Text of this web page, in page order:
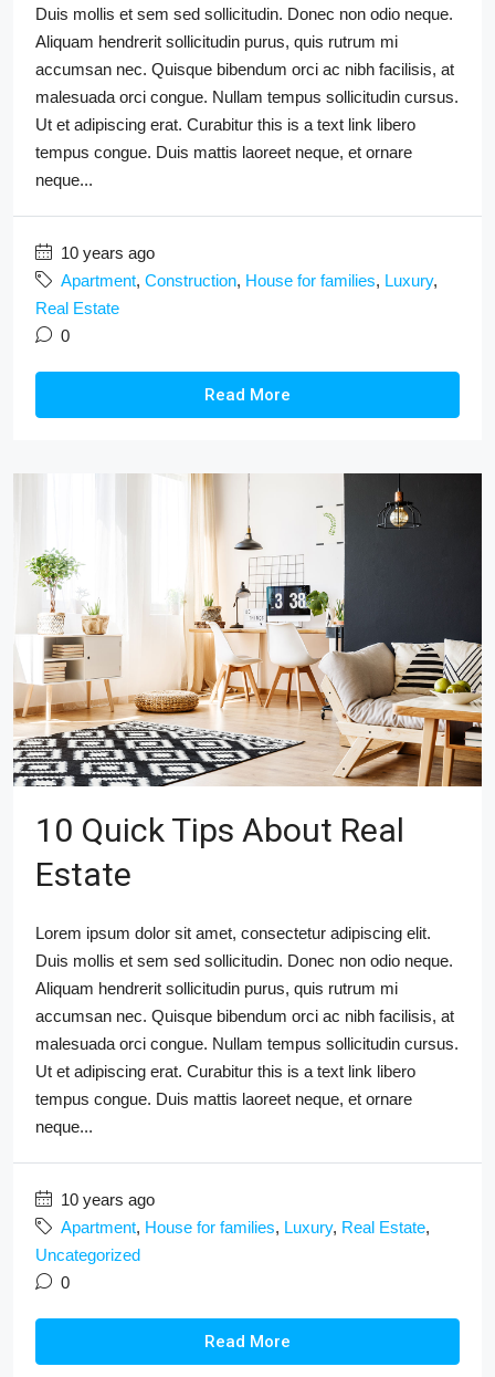
Duis mollis et sem sed sollicitudin. Donec non odio neque.
Aliquam hendrerit sollicitudin purus, quis rutrum mi
accumsan nec. Quisque bibendum orci ac nibh facilisis, at
malesuada orci congue. Nullam tempus sollicitudin cursus.
Ut et adipiscing erat. Curabitur this is a text link libero
tempus congue. Duis mattis laoreet neque, et ornare
neque...
10 years ago
Apartment, Construction, House for families, Luxury,
Real Estate
0
Read More
10 Quick Tips About Real
Estate
Lorem ipsum dolor sit amet, consectetur adipiscing elit.
Duis mollis et sem sed sollicitudin. Donec non odio neque.
Aliquam hendrerit sollicitudin purus, quis rutrum mi
accumsan nec. Quisque bibendum orci ac nibh facilisis, at
malesuada orci congue. Nullam tempus sollicitudin cursus.
Ut et adipiscing erat. Curabitur this is a text link libero
tempus congue. Duis mattis laoreet neque, et ornare
neque...
10 years ago
Apartment, House for families, Luxury, Real Estate,
Uncategorized
0
Read More